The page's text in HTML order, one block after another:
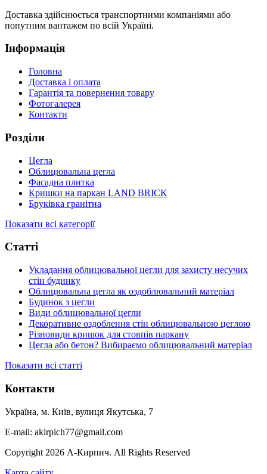
Доставка здійснюється транспортними компаніями або
попутним вантажем по всій Україні.
Інформація
Головна
Доставка і оплата
Гарантія та повернення товару
Фотогалерея
Контакти
Розділи
Цегла
Облицювальна цегла
Фасадна плитка
Кришки на паркан LAND BRICK
Бруківка гранітна
Показати всі категорії
Статті
Укладання облицювальної цегли для захисту несучих
стін будинку
Облицювальна цегла як оздоблювальний матеріал
Будинок з цегли
Види облицювальної цегли
Декоративне оздоблення стін облицювальною цеглою
Різновиди кришок для стовпів паркану
Цегла або бетон? Вибираємо облицювальний матеріал
Показати всі статті
Контакти
Україна, м. Київ, вулиця Якутська, 7
E-mail: akirpich77@gmail.com
Copyright 2026 А-Кирпич. All Rights Reserved